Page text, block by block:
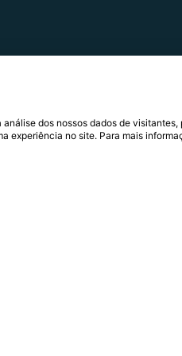
pessoas e
dos nossos dados de
experiência no site. Para mais